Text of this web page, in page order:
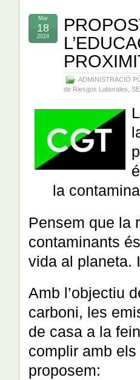
ADMINISTRACIÓ
de Riesgos Laborales
Mar
18
2024
la
Pensem que la
contaminants
vida al planeta.
Amb l’objectiu
carboni, les
de casa a la
complir amb
proposem: